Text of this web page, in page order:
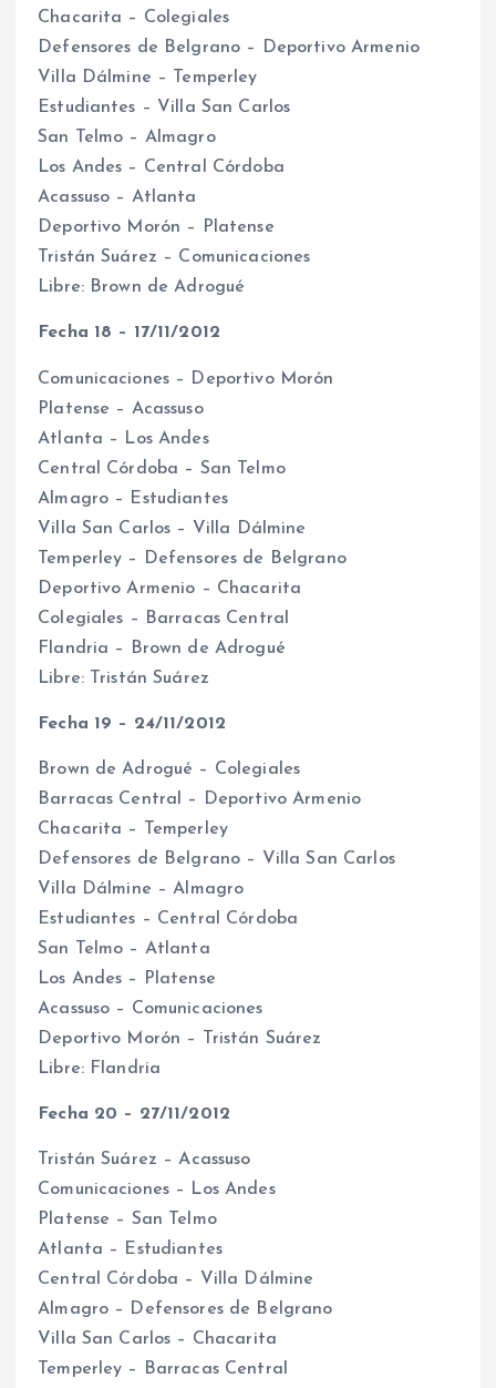
Chacarita – Colegiales
Defensores de Belgrano – Deportivo Armenio
Villa Dálmine – Temperley
Estudiantes – Villa San Carlos
San Telmo – Almagro
Los Andes – Central Córdoba
Acassuso – Atlanta
Deportivo Morón – Platense
Tristán Suárez – Comunicaciones
Libre: Brown de Adrogué
Fecha 18 – 17/11/2012
Comunicaciones – Deportivo Morón
Platense – Acassuso
Atlanta – Los Andes
Central Córdoba – San Telmo
Almagro – Estudiantes
Villa San Carlos – Villa Dálmine
Temperley – Defensores de Belgrano
Deportivo Armenio – Chacarita
Colegiales – Barracas Central
Flandria – Brown de Adrogué
Libre: Tristán Suárez
Fecha 19 – 24/11/2012
Brown de Adrogué – Colegiales
Barracas Central – Deportivo Armenio
Chacarita – Temperley
Defensores de Belgrano – Villa San Carlos
Villa Dálmine – Almagro
Estudiantes – Central Córdoba
San Telmo – Atlanta
Los Andes – Platense
Acassuso – Comunicaciones
Deportivo Morón – Tristán Suárez
Libre: Flandria
Fecha 20 – 27/11/2012
Tristán Suárez – Acassuso
Comunicaciones – Los Andes
Platense – San Telmo
Atlanta – Estudiantes
Central Córdoba – Villa Dálmine
Almagro – Defensores de Belgrano
Villa San Carlos – Chacarita
Temperley – Barracas Central